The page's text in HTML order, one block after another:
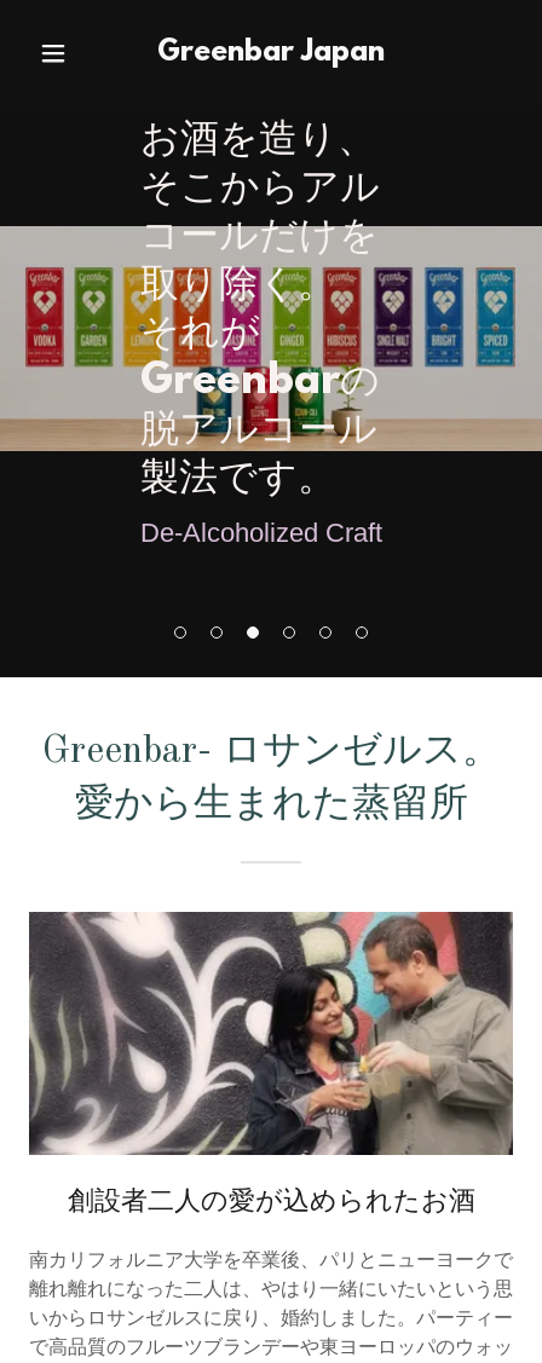
オーガニック
スピリッツメ
ーカーのひと
つとして、
本物の原料、
本物の製法に
こだわり続け
ています。
Organic Spirits
有機素材から
生まれる、
クラフトマン
シップあふれ
る蒸留酒。
Organic Spirits
お酒を造り、
そこからアル
コールだけを
取り除く。
それが
Greenbarの
脱アルコール
製法です。
De-Alcoholized Craft
Greenbar Japan
Greenbar- ロサンゼルス。
愛から生まれた蒸留所
創設者二人の愛が込められたお酒
南カリフォルニア大学を卒業後、パリとニューヨークで
離れ離れになった二人は、やはり一緒にいたいという思
いからロサンゼルスに戻り、婚約しました。パーティー
で高品質のフルーツブランデーや東ヨーロッパのウォッ